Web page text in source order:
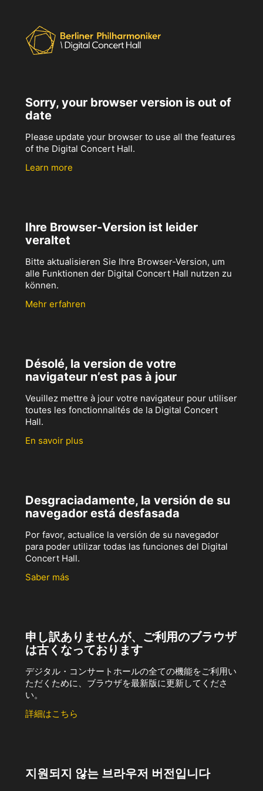
Sorry, your browser version is out of
date
Please update your browser to use all the features
of the Digital Concert Hall.
Learn more
Ihre Browser-Version ist leider
veraltet
Bitte aktualisieren Sie Ihre Browser-Version, um
alle Funktionen der Digital Concert Hall nutzen zu
können.
Mehr erfahren
Désolé, la version de votre
navigateur n’est pas à jour
Veuillez mettre à jour votre navigateur pour utiliser
toutes les fonctionnalités de la Digital Concert
Hall.
En savoir plus
Desgraciadamente, la versión de su
navegador está desfasada
Por favor, actualice la versión de su navegador
para poder utilizar todas las funciones del Digital
Concert Hall.
Saber más
申し訳ありませんが、ご利用のブラウザ
は古くなっております
デジタル・コンサートホールの全ての機能をご利用い
ただくために、ブラウザを最新版に更新してくださ
い。
詳細はこちら
지원되지 않는 브라우저 버전입니다